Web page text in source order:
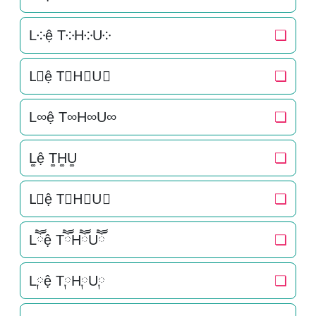
L༶ệ T༶H༶U༶ ❏
L⃕ệ T⃕H⃕U⃕ ❏
L∞ệ T∞H∞U∞ ❏
L͚ệ T͚H͚U͚ ❏
L⃒ệ T⃒H⃒U⃒ ❏
Lཽệ TཽHཽUཽ ❏
L༙ệ T༙H༙U༙ ❏